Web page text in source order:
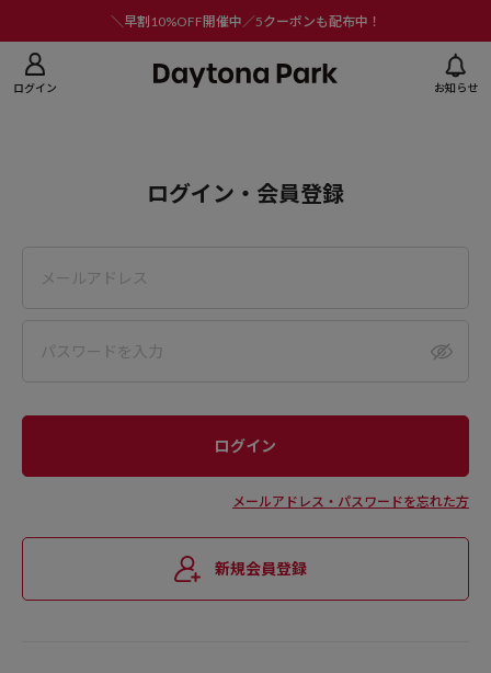
＼早割10%OFF開催中／5クーポンも配布中！
ログイン お知らせ
ログイン・会員登録
メールアドレス・パスワードを忘れた方
新規会員登録